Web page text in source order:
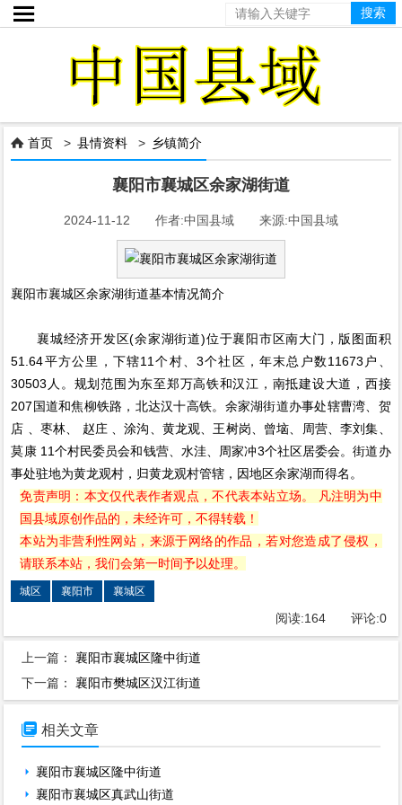

 首页 >县情资料 > 乡镇简介
襄阳市襄城区余家湖街道
2024-11-12 作者:中国县域 来源:中国县域
襄阳市襄城区余家湖街道基本情况简介
襄城经济开发区(余家湖街道)位于襄阳市区南大门，版图面积
51.64平方公里，下辖11个村、3个社区，年末总户数11673户、
30503人。规划范围为东至郑万高铁和汉江，南抵建设大道，西接
207国道和焦柳铁路，北达汉十高铁。余家湖街道办事处辖曹湾、贺
店 、枣林、 赵庄 、涂沟、黄龙观、王树岗、曾垴、周营、李刘集、
莫康 11个村民委员会和钱营、水洼、周家冲3个社区居委会。街道办
事处驻地为黄龙观村，归黄龙观村管辖，因地区余家湖而得名。
免责声明：本文仅代表作者观点，不代表本站立场。 凡注明为中
国县域原创作品的，未经许可，不得转载！
本站为非营利性网站，来源于网络的作品，若对您造成了侵权，
请联系本站，我们会第一时间予以处理。
城区 襄阳市 襄城区
阅读:164评论:0
上一篇： 襄阳市襄城区隆中街道
下一篇： 襄阳市樊城区汉江街道
 相关文章
襄阳市襄城区隆中街道
襄阳市襄城区真武山街道